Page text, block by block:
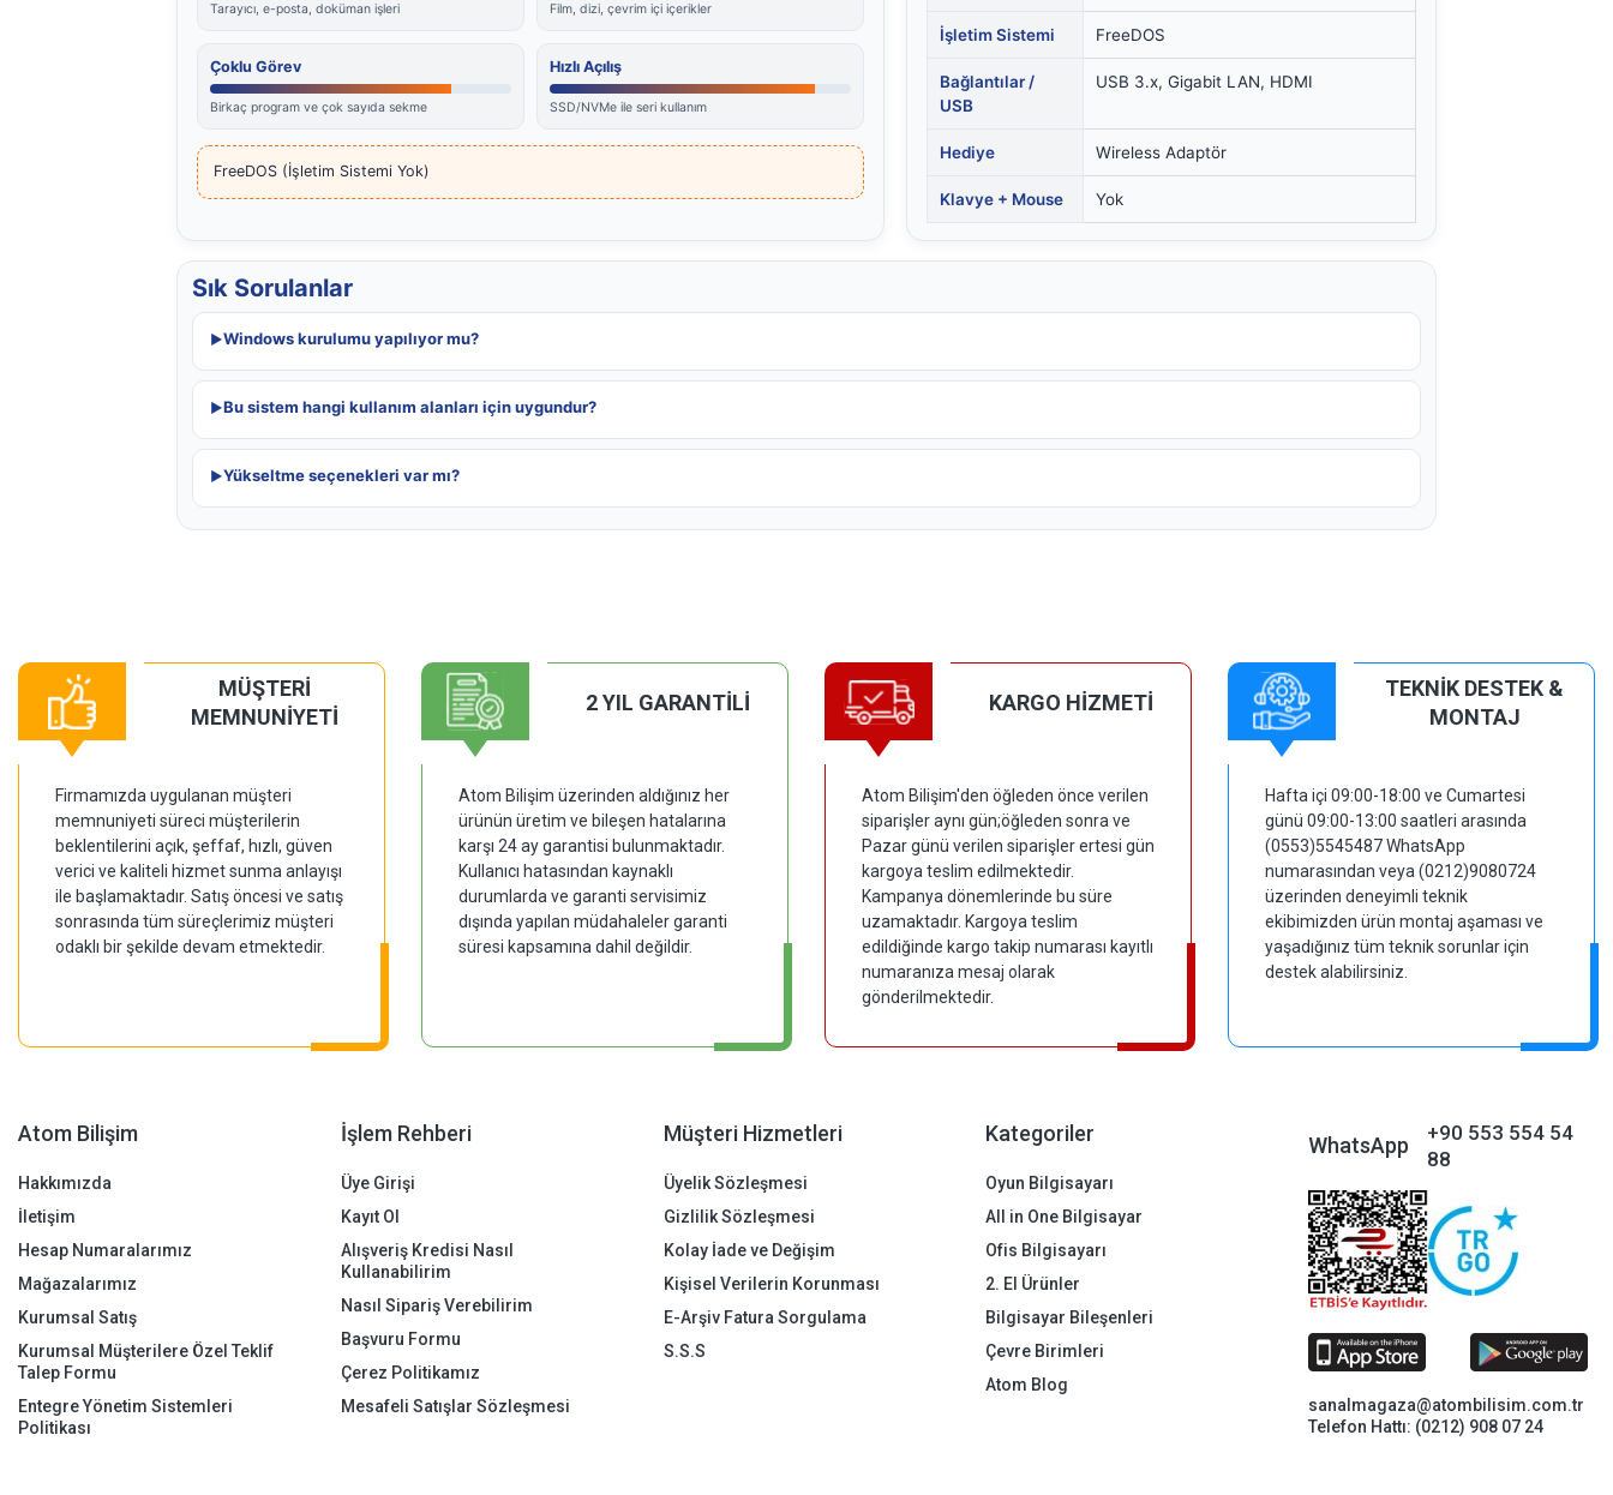
Tarayıcı, e-posta, doküman işleri Film, dizi, çevrim içi içerikler
Çoklu Görev
Birkaç program ve çok sayıda sekme
Hızlı Açılış
SSD/NVMe ile seri kullanım
FreeDOS (İşletim Sistemi Yok)
İşletim Sistemi FreeDOS
Bağlantılar /
USB
USB 3.x, Gigabit LAN, HDMI
Hediye Wireless Adaptör
Klavye + Mouse Yok
Sık Sorulanlar
Windows kurulumu yapılıyor mu?
Bu sistem hangi kullanım alanları için uygundur?
Yükseltme seçenekleri var mı?
MÜŞTERİ
MEMNUNİYETİ
Firmamızda uygulanan müşteri
memnuniyeti süreci müşterilerin
beklentilerini açık, şeffaf, hızlı, güven
verici ve kaliteli hizmet sunma anlayışı
ile başlamaktadır. Satış öncesi ve satış
sonrasında tüm süreçlerimiz müşteri
odaklı bir şekilde devam etmektedir.
2 YIL GARANTİLİ
Atom Bilişim üzerinden aldığınız her
ürünün üretim ve bileşen hatalarına
karşı 24 ay garantisi bulunmaktadır.
Kullanıcı hatasından kaynaklı
durumlarda ve garanti servisimiz
dışında yapılan müdahaleler garanti
süresi kapsamına dahil değildir.
KARGO HİZMETİ
Atom Bilişim'den öğleden önce verilen
siparişler aynı gün;öğleden sonra ve
Pazar günü verilen siparişler ertesi gün
kargoya teslim edilmektedir.
Kampanya dönemlerinde bu süre
uzamaktadır. Kargoya teslim
edildiğinde kargo takip numarası kayıtlı
numaranıza mesaj olarak
gönderilmektedir.
TEKNİK DESTEK &
MONTAJ
Hafta içi 09:00-18:00 ve Cumartesi
günü 09:00-13:00 saatleri arasında
(0553)5545487 WhatsApp
numarasından veya (0212)9080724
üzerinden deneyimli teknik
ekibimizden ürün montaj aşaması ve
yaşadığınız tüm teknik sorunlar için
destek alabilirsiniz.
Atom Bilişim
Hakkımızda
İletişim
Hesap Numaralarımız
Mağazalarımız
Kurumsal Satış
Kurumsal Müşterilere Özel Teklif
Talep Formu
Entegre Yönetim Sistemleri
Politikası
İşlem Rehberi
Üye Girişi
Kayıt Ol
Alışveriş Kredisi Nasıl
Kullanabilirim
Nasıl Sipariş Verebilirim
Başvuru Formu
Çerez Politikamız
Mesafeli Satışlar Sözleşmesi
Müşteri Hizmetleri
Üyelik Sözleşmesi
Gizlilik Sözleşmesi
Kolay İade ve Değişim
Kişisel Verilerin Korunması
E-Arşiv Fatura Sorgulama
S.S.S
Kategoriler
Oyun Bilgisayarı
All in One Bilgisayar
Ofis Bilgisayarı
2. El Ürünler
Bilgisayar Bileşenleri
Çevre Birimleri
Atom Blog
WhatsApp
+90 553 554 54
88
sanalmagaza@atombilisim.com.tr
Telefon Hattı: (0212) 908 07 24